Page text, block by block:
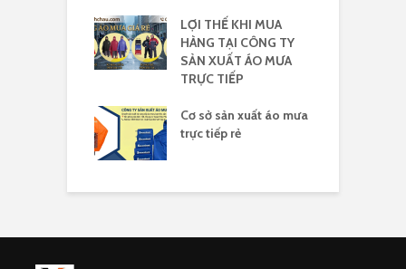
LỢI THẾ KHI MUA
HÀNG TẠI CÔNG TY
SẢN XUẤT ÁO MƯA
TRỰC TIẾP
Cơ sở sản xuất áo mưa
trực tiếp rẻ